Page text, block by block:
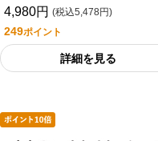
4,980円 (税込5,478円)
249ポイント
詳細を見る